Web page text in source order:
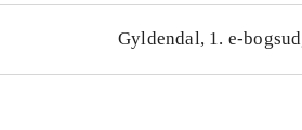
Gyldendal, 1. e-